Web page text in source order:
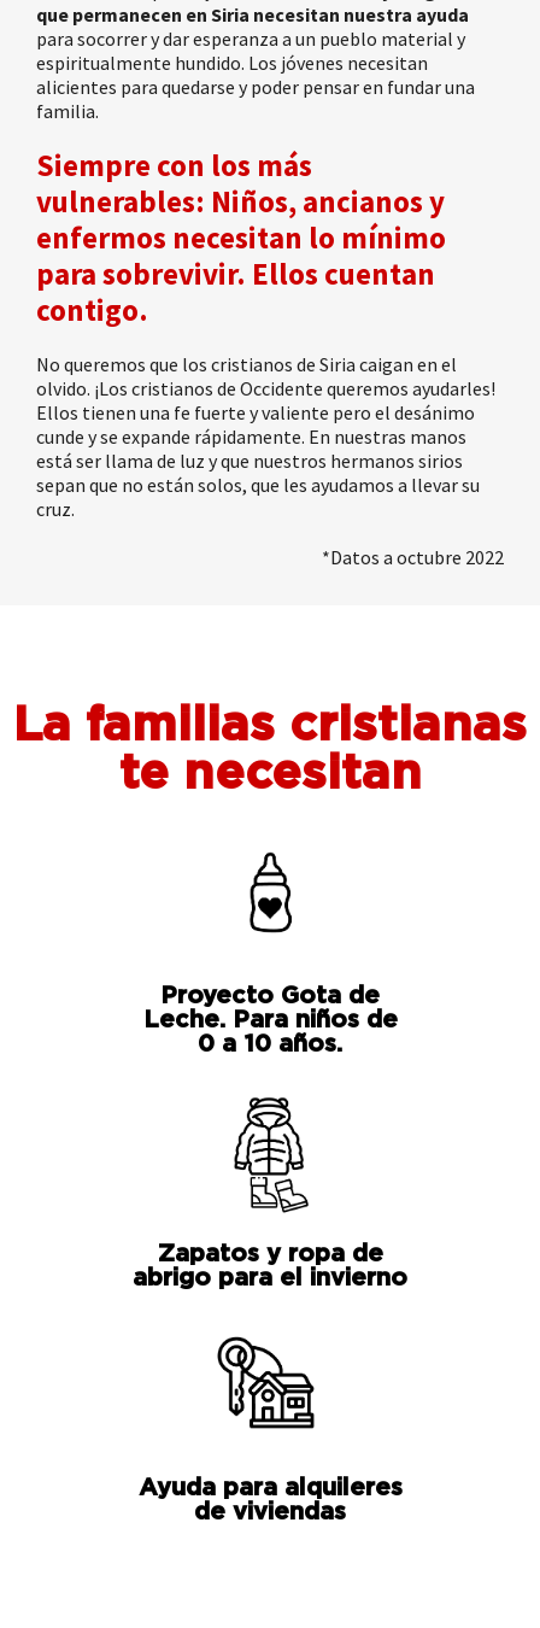
que permanecen en Siria necesitan nuestra ayuda
para socorrer y dar esperanza a un pueblo material y
espiritualmente hundido. Los jóvenes necesitan
alicientes para quedarse y poder pensar en fundar una
familia.
Siempre con los más
vulnerables: Niños, ancianos y
enfermos necesitan lo mínimo
para sobrevivir. Ellos cuentan
contigo.
No queremos que los cristianos de Siria caigan en el
olvido. ¡Los cristianos de Occidente queremos ayudarles!
Ellos tienen una fe fuerte y valiente pero el desánimo
cunde y se expande rápidamente. En nuestras manos
está ser llama de luz y que nuestros hermanos sirios
sepan que no están solos, que les ayudamos a llevar su
cruz.
*Datos a octubre 2022
La familias cristianas
te necesitan
Proyecto Gota de
Leche. Para niños de
0 a 10 años.
Zapatos y ropa de
abrigo para el invierno
Ayuda para alquileres
de viviendas